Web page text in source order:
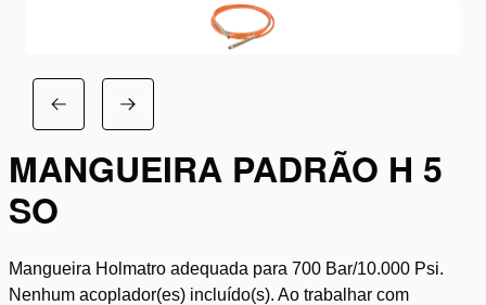
MANGUEIRA PADRÃO H 5
SO
Mangueira Holmatro adequada para 700 Bar/10.000 Psi.
Nenhum acoplador(es) incluído(s). Ao trabalhar com